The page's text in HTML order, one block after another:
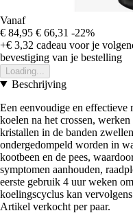
Vanaf
€ 84,95 € 66,31 -22%
+€ 3,32 cadeau voor je
bevestiging van je bestelling
Loading...
Beschrijving
Een eenvoudige en effectieve
koelen na het crossen,
kristallen in de banden
ondergedompeld worden in
kootbeen en de pees,
symptomen aanhouden,
eerste gebruik 4 uur weken
koelingscyclus kan
Artikel verkocht per paar.